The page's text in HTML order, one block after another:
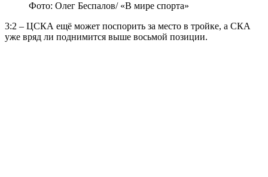
Фото: Олег Беспалов/ «В мире спорта»
3:2 – ЦСКА ещё может поспорить за место в тройке, а СКА
уже вряд ли поднимится выше восьмой позиции.